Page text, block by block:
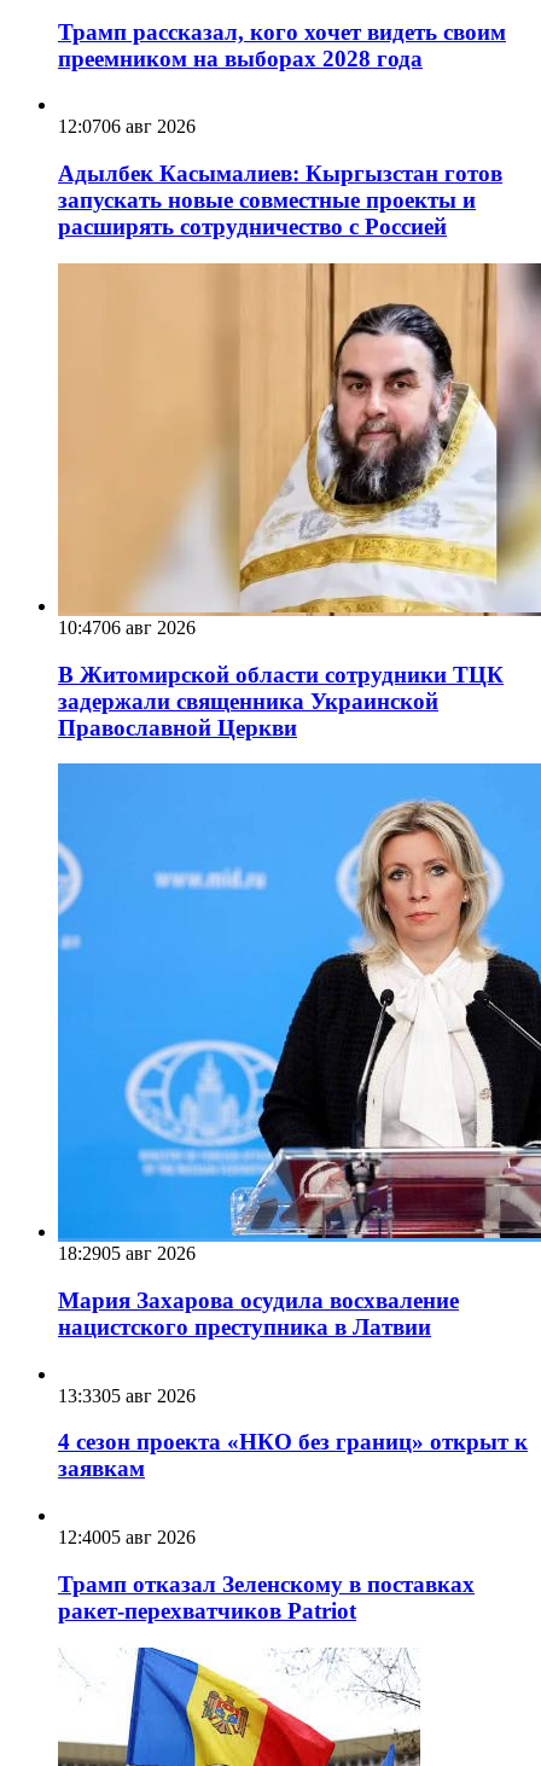
Трамп рассказал, кого хочет видеть своим
преемником на выборах 2028 года
12:0706 авг 2026
Адылбек Касымалиев: Кыргызстан готов
запускать новые совместные проекты и
расширять сотрудничество с Россией
10:4706 авг 2026
В Житомирской области сотрудники ТЦК
задержали священника Украинской
Православной Церкви
18:2905 авг 2026
Мария Захарова осудила восхваление
нацистского преступника в Латвии
13:3305 авг 2026
4 сезон проекта «НКО без границ» открыт к
заявкам
12:4005 авг 2026
Трамп отказал Зеленскому в поставках
ракет-перехватчиков Patriot